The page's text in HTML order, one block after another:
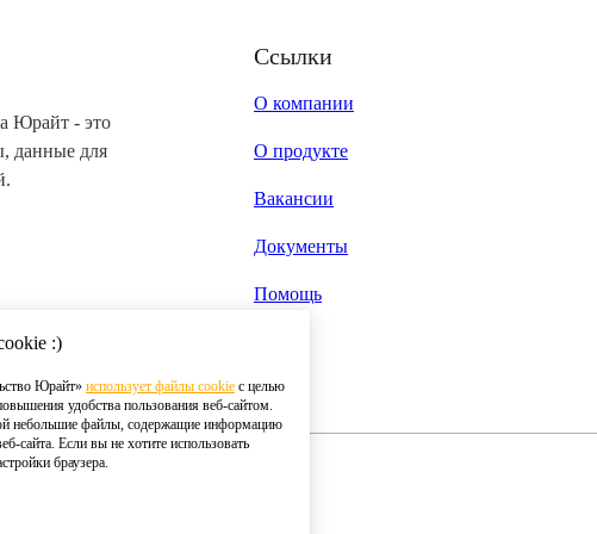
:)
Юрайт» использует файлы cookie с целью
удобства пользования веб-сайтом.
небольшие файлы, содержащие информацию
сайта. Если вы не хотите использовать
браузера.
Юрайт - это
данные для
Ссылки
О компании
О продукте
Вакансии
Документы
Помощь